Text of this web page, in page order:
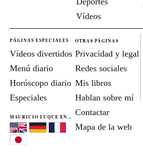
Vídeos
PÁGINAS ESPECIALES
Vídeos divertidos
Menú diario
Horóscopo diario
Especiales
MAURICIO LUQUE EN...
OTRAS PÁGINAS
Privacidad y legal
Redes sociales
Mis libros
Hablan sobre mí
Contactar
Mapa de la web